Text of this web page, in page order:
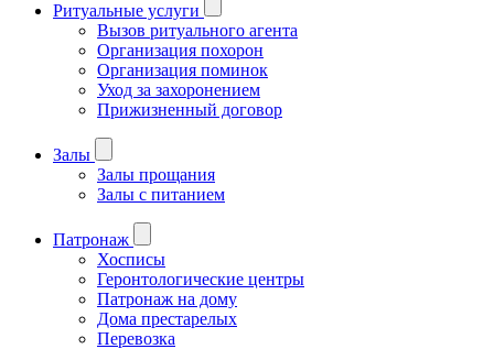
Ритуальные услуги
Вызов ритуального агента
Организация похорон
Организация поминок
Уход за захоронением
Прижизненный договор
Залы
Залы прощания
Залы с питанием
Патронаж
Хосписы
Геронтологические центры
Патронаж на дому
Дома престарелых
Перевозка